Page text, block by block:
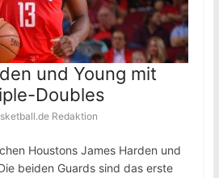
und Young mit
Doubles
Redaktion
Houstons James Harden und
beiden Guards sind das erste